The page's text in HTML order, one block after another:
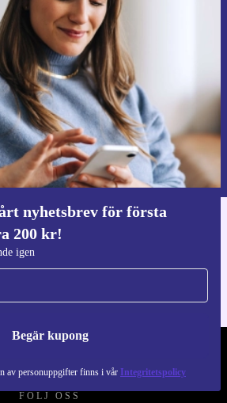
nyhetsbrev för första
200 kr!
igen
Begär kupong
av personuppgifter finns i vår Integritetspolicy
gången och spara 200 kr!
aldrig ett erbjudande igen.
Begär kupong
av personuppgifter finns i vår
ner refurbed appen
iOS och Android
FÖLJ OSS